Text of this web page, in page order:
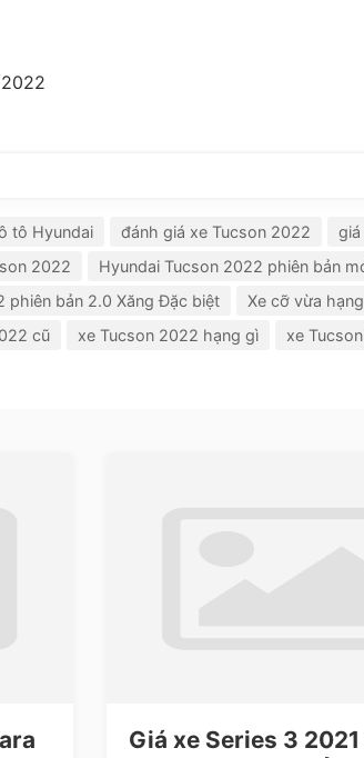
tô Hyundai đánh giá xe Tucson 2022
2022
Hyundai Tucson 2022 phiên bản
phiên bản 2.0 Xăng Đặc biệt
Xe cỡ vừa
cũ
xe Tucson 2022 hạng gì xe
Giá xe Series 3